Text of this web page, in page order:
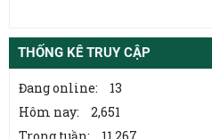
phân phối trong nền kinh tế thị trường
Mối quan hệ giữa dân chủ và
THỐNG KÊ TRUY CẬP
Đang online:
13
Hôm nay:
2,651